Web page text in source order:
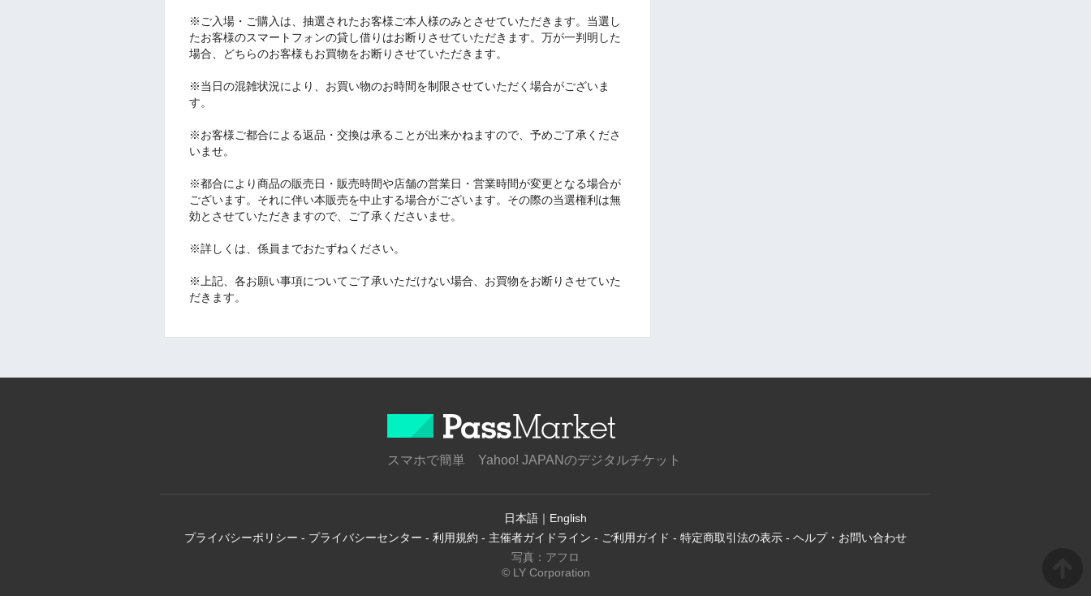
※ご入場・ご購入は、抽選されたお客様ご本人様のみとさせていただきます。当選し
たお客様のスマートフォンの貸し借りはお断りさせていただきます。万が一判明した
場合、どちらのお客様もお買物をお断りさせていただきます。
※当日の混雑状況により、お買い物のお時間を制限させていただく場合がございま
す。
※お客様ご都合による返品・交換は承ることが出来かねますので、予めご了承くださ
いませ。
※都合により商品の販売日・販売時間や店舗の営業日・営業時間が変更となる場合が
ございます。それに伴い本販売を中止する場合がございます。その際の当選権利は無
効とさせていただきますので、ご了承くださいませ。
※詳しくは、係員までおたずねください。
※上記、各お願い事項についてご了承いただけない場合、お買物をお断りさせていた
だきます。
スマホで簡単 Yahoo! JAPANのデジタルチケット
日本語 ｜ English
プライバシーポリシー - プライバシーセンター - 利用規約 - 主催者ガイドライン - ご利用ガイド - 特定商取引法の表示 - ヘルプ・お問い合わせ
写真：アフロ
© LY Corporation